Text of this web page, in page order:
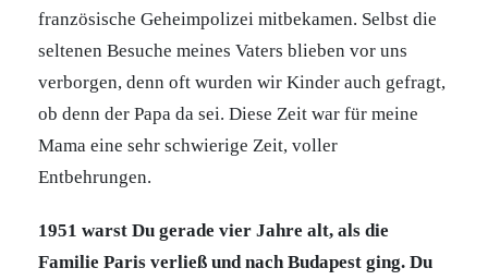
französische Geheimpolizei mitbekamen. Selbst die
seltenen Besuche meines Vaters blieben vor uns
verborgen, denn oft wurden wir Kinder auch gefragt,
ob denn der Papa da sei. Diese Zeit war für meine
Mama eine sehr schwierige Zeit, voller
Entbehrungen.
1951 warst Du gerade vier Jahre alt, als die
Familie Paris verließ und nach Budapest ging. Du